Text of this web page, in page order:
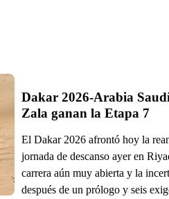
Dakar 2026-Arabia
Zala ganan la Etapa 7
El Dakar 2026 afrontó hoy la
jornada de descanso ayer en
carrera aún muy abierta y la
después de un prólogo y seis